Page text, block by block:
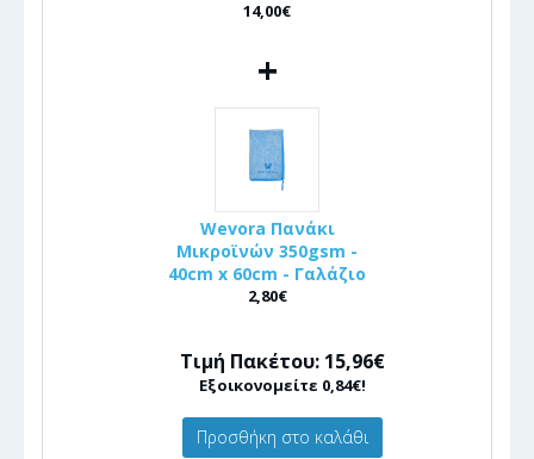
14,00€
+
Wevora Πανάκι
Μικροϊνών 350gsm -
40cm x 60cm - Γαλάζιο
2,80€
Τιμή Πακέτου: 15,96€
Εξοικονομείτε 0,84€!
Προσθήκη στο καλάθι